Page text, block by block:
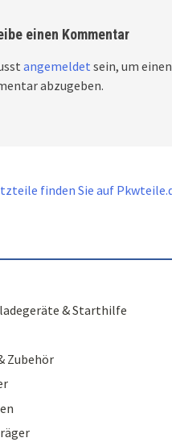
einen Kommentar
angemeldet sein, um einen
abzugeben.
& Starthilfe
Zubehör